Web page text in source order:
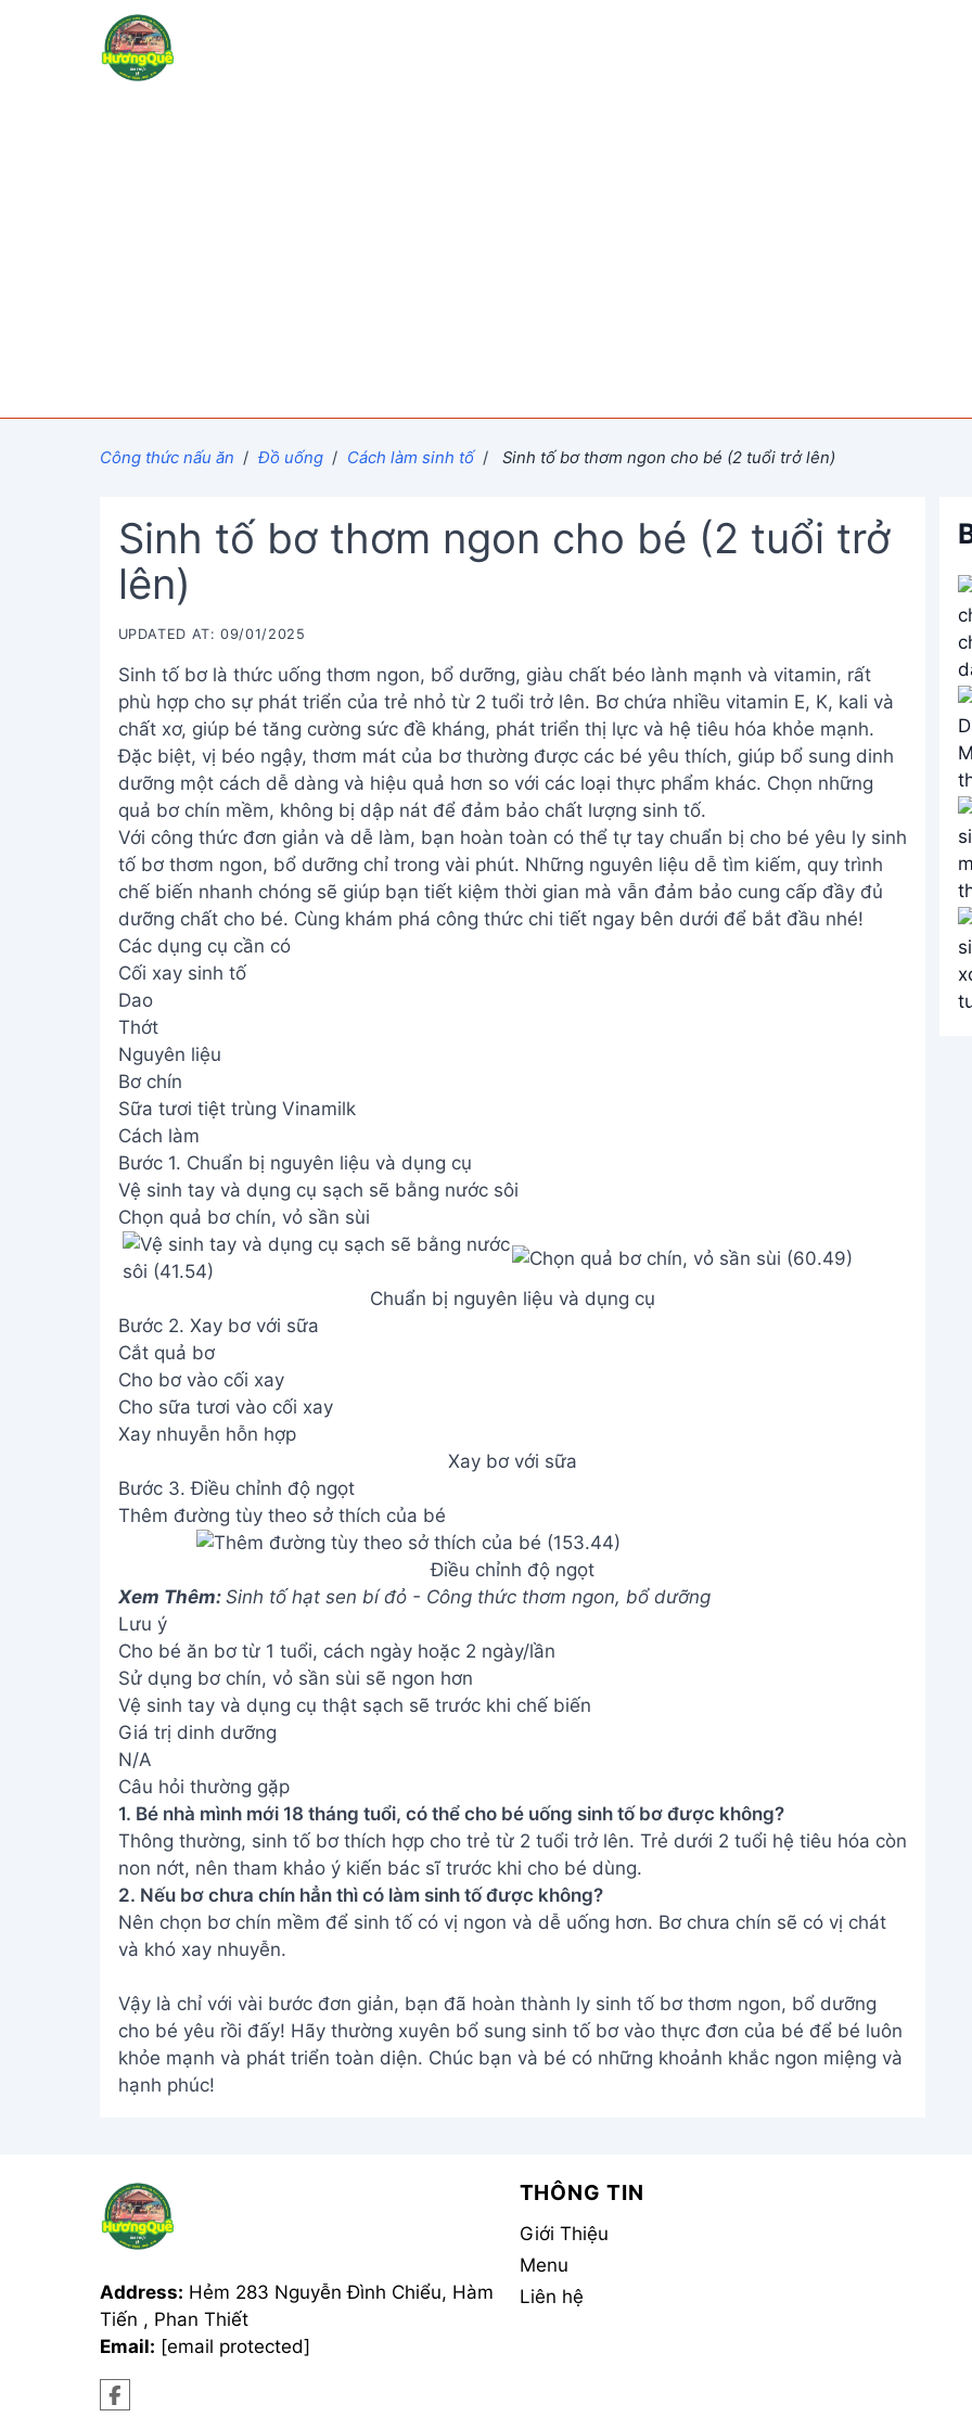
Công thức nấu ăn / Đồ uống / Cách làm sinh tố / Sinh tố bơ thơm ngon cho bé (2 tuổi trở lên)
Sinh tố bơ thơm ngon cho bé (2 tuổi trở
lên)
UPDATED AT: 09/01/2025
Sinh tố bơ là thức uống thơm ngon, bổ dưỡng, giàu chất béo lành mạnh và vitamin, rất
phù hợp cho sự phát triển của trẻ nhỏ từ 2 tuổi trở lên. Bơ chứa nhiều vitamin E, K, kali và
chất xơ, giúp bé tăng cường sức đề kháng, phát triển thị lực và hệ tiêu hóa khỏe mạnh.
Đặc biệt, vị béo ngậy, thơm mát của bơ thường được các bé yêu thích, giúp bổ sung dinh
dưỡng một cách dễ dàng và hiệu quả hơn so với các loại thực phẩm khác. Chọn những
quả bơ chín mềm, không bị dập nát để đảm bảo chất lượng sinh tố.
Với công thức đơn giản và dễ làm, bạn hoàn toàn có thể tự tay chuẩn bị cho bé yêu ly sinh
tố bơ thơm ngon, bổ dưỡng chỉ trong vài phút. Những nguyên liệu dễ tìm kiếm, quy trình
chế biến nhanh chóng sẽ giúp bạn tiết kiệm thời gian mà vẫn đảm bảo cung cấp đầy đủ
dưỡng chất cho bé. Cùng khám phá công thức chi tiết ngay bên dưới để bắt đầu nhé!
Các dụng cụ cần có
Cối xay sinh tố
Dao
Thớt
Nguyên liệu
Bơ chín
Sữa tươi tiệt trùng Vinamilk
Cách làm
Bước 1. Chuẩn bị nguyên liệu và dụng cụ
Vệ sinh tay và dụng cụ sạch sẽ bằng nước sôi
Chọn quả bơ chín, vỏ sần sùi
Chuẩn bị nguyên liệu và dụng cụ
Bước 2. Xay bơ với sữa
Cắt quả bơ
Cho bơ vào cối xay
Cho sữa tươi vào cối xay
Xay nhuyễn hỗn hợp
Xay bơ với sữa
Bước 3. Điều chỉnh độ ngọt
Thêm đường tùy theo sở thích của bé
Điều chỉnh độ ngọt
Xem Thêm: Sinh tố hạt sen bí đỏ - Công thức thơm ngon, bổ dưỡng
Lưu ý
Cho bé ăn bơ từ 1 tuổi, cách ngày hoặc 2 ngày/lần
Sử dụng bơ chín, vỏ sần sùi sẽ ngon hơn
Vệ sinh tay và dụng cụ thật sạch sẽ trước khi chế biến
Giá trị dinh dưỡng
N/A
Câu hỏi thường gặp
1. Bé nhà mình mới 18 tháng tuổi, có thể cho bé uống sinh tố bơ được không?
Thông thường, sinh tố bơ thích hợp cho trẻ từ 2 tuổi trở lên. Trẻ dưới 2 tuổi hệ tiêu hóa còn
non nớt, nên tham khảo ý kiến bác sĩ trước khi cho bé dùng.
2. Nếu bơ chưa chín hẳn thì có làm sinh tố được không?
Nên chọn bơ chín mềm để sinh tố có vị ngon và dễ uống hơn. Bơ chưa chín sẽ có vị chát
và khó xay nhuyễn.
Vậy là chỉ với vài bước đơn giản, bạn đã hoàn thành ly sinh tố bơ thơm ngon, bổ dưỡng
cho bé yêu rồi đấy! Hãy thường xuyên bổ sung sinh tố bơ vào thực đơn của bé để bé luôn
khỏe mạnh và phát triển toàn diện. Chúc bạn và bé có những khoảnh khắc ngon miệng và
hạnh phúc!
Address: Hẻm 283 Nguyễn Đình Chiểu, Hàm
Tiến , Phan Thiết
Email: [email protected]
THÔNG TIN
Giới Thiệu
Menu
Liên hệ